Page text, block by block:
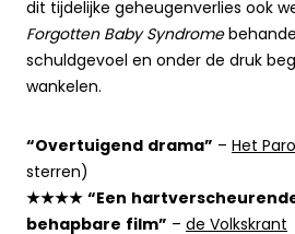
dit tijdelijke geheugenverlies ook
Forgotten Baby Syndrome
schuldgevoel en onder de druk
wankelen.
“Overtuigend drama” – Het
sterren)
★★★★ “Een
behapbare film” – de Volkskrant